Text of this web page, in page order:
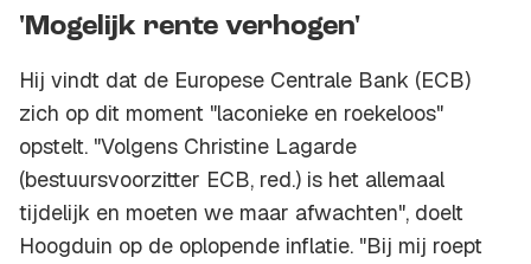
'Mogelijk rente verhogen'
Hij vindt dat de Europese Centrale Bank (ECB)
zich op dit moment "laconieke en roekeloos"
opstelt. "Volgens Christine Lagarde
(bestuursvoorzitter ECB, red.) is het allemaal
tijdelijk en moeten we maar afwachten", doelt
Hoogduin op de oplopende inflatie. "Bij mij roept